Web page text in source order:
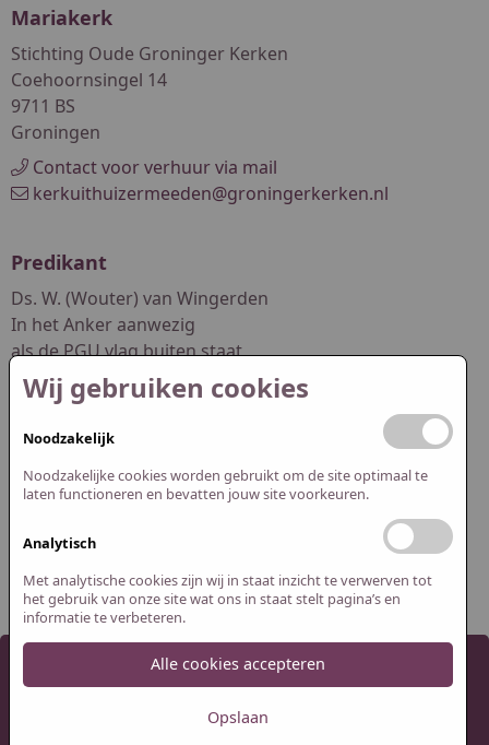
Mariakerk
Stichting Oude Groninger Kerken
Coehoornsingel 14
9711 BS
Groningen
Contact voor verhuur via mail
kerkuithuizermeeden@groningerkerken.nl
Predikant
Ds. W. (Wouter) van Wingerden
In het Anker aanwezig
als de PGU vlag buiten staat
dswouter.vanwingerden@pgwuur.nl
Redactie website
Abel Smit
redactie@pguithuizermeeden.nl
2026 Protestantse Gemeente Uithuizermeeden
Webdesign:XD designers
Wij gebruiken cookies
Noodzakelijk
Noodzakelijke cookies worden gebruikt om de site optimaal te
laten functioneren en bevatten jouw site voorkeuren.
Analytisch
Met analytische cookies zijn wij in staat inzicht te verwerven tot
het gebruik van onze site wat ons in staat stelt pagina’s en
informatie te verbeteren.
Alle cookies accepteren